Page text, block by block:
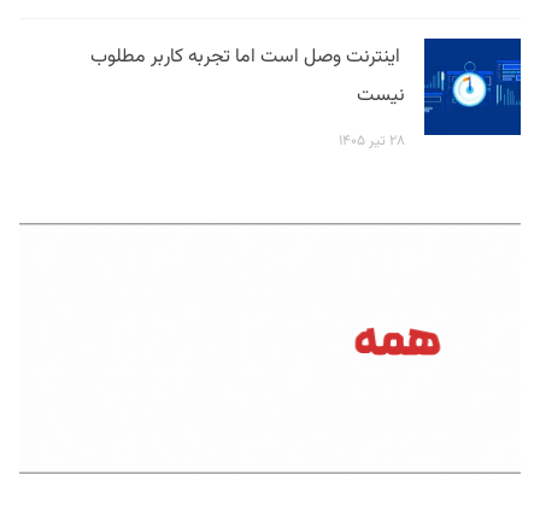
اینترنت وصل است اما تجربه کاربر مطلوب
نیست
۲۸ تیر ۱۴۰۵